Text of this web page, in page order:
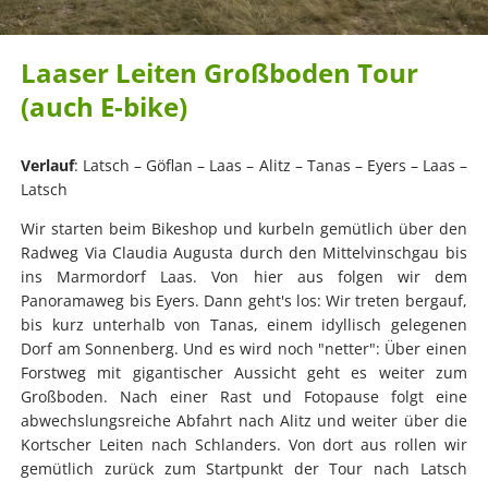
Laaser Leiten Großboden Tour
(auch E-bike)
Verlauf: Latsch – Göflan – Laas – Alitz – Tanas – Eyers – Laas –
Latsch
Wir starten beim Bikeshop und kurbeln gemütlich über den
Radweg Via Claudia Augusta durch den Mittelvinschgau bis
ins Marmordorf Laas. Von hier aus folgen wir dem
Panoramaweg bis Eyers. Dann geht's los: Wir treten bergauf,
bis kurz unterhalb von Tanas, einem idyllisch gelegenen
Dorf am Sonnenberg. Und es wird noch "netter": Über einen
Forstweg mit gigantischer Aussicht geht es weiter zum
Großboden. Nach einer Rast und Fotopause folgt eine
abwechslungsreiche Abfahrt nach Alitz und weiter über die
Kortscher Leiten nach Schlanders. Von dort aus rollen wir
gemütlich zurück zum Startpunkt der Tour nach Latsch